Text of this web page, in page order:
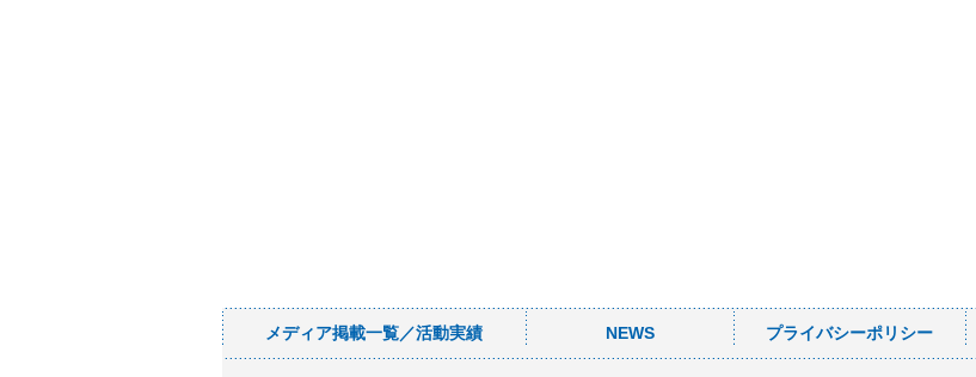
メディア掲載一覧／活動実績 NEWS プライバシーポリシー